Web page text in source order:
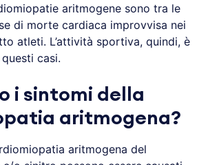
aritmogene sono tra le
di morte cardiaca improvvisa nei
atleti. L’attività sportiva, quindi, è
casi.
i sintomi della
aritmogena?
aritmogena del